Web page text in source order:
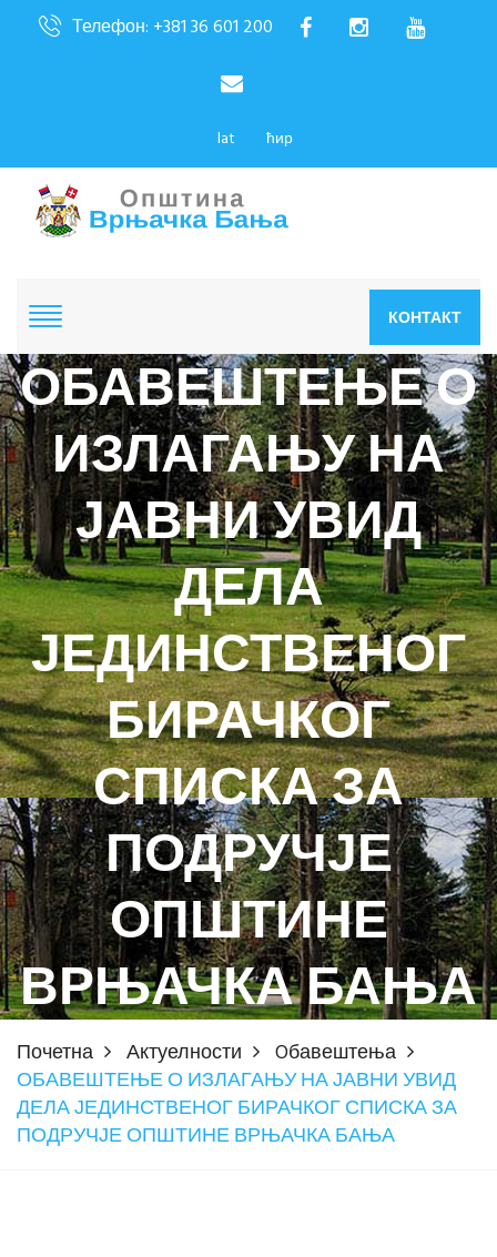
Телефон: +381 36 601 200
lat ћир
КОНТАКТ
ОБАВЕШТЕЊЕ О
ИЗЛАГАЊУ НА
ЈАВНИ УВИД
ДЕЛА
ЈЕДИНСТВЕНОГ
БИРАЧКОГ
СПИСКА ЗА
ПОДРУЧЈЕ
ОПШТИНЕ
ВРЊАЧКА БАЊА
Почетна Актуелности
Oбавештења
ОБАВЕШТЕЊЕ О ИЗЛАГАЊУ НА ЈАВНИ УВИД
ДЕЛА ЈЕДИНСТВЕНОГ БИРАЧКОГ СПИСКА ЗА
ПОДРУЧЈЕ ОПШТИНЕ ВРЊАЧКА БАЊА